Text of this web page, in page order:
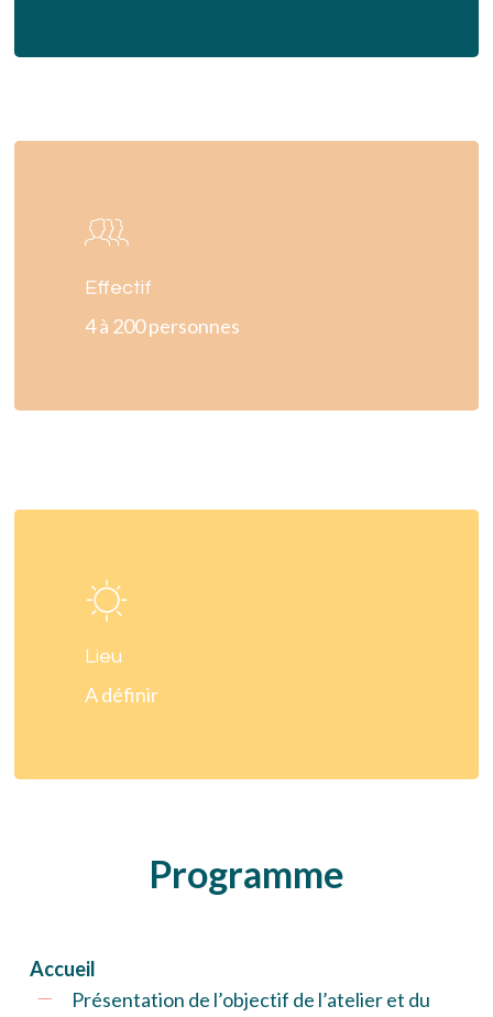
Effectif
4 à 200 personnes
Lieu
A définir
Programme
Accueil
Présentation de l’objectif de l’atelier et du